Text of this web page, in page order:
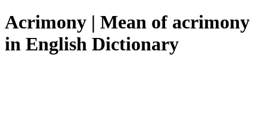
Acrimony | Mean of acrimony
in English Dictionary